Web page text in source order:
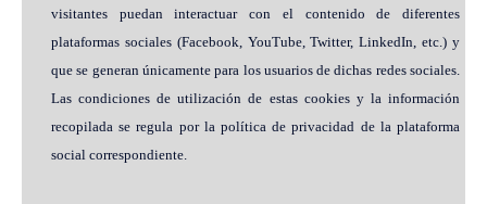
visitantes puedan interactuar con el contenido de diferentes
plataformas sociales (Facebook, YouTube, Twitter, LinkedIn, etc.) y
que se generan únicamente para los usuarios de dichas redes sociales.
Las condiciones de utilización de estas cookies y la información
recopilada se regula por la política de privacidad de la plataforma
social correspondiente.